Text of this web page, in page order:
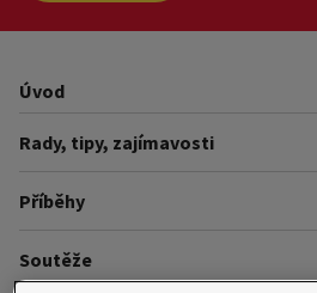
Úvod
Rady, tipy, zajímavosti
Finance
Úřady
Příběhy
Našich zákazníků
Soutěže